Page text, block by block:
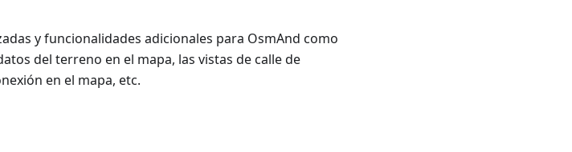
y funcionalidades adicionales para OsmAnd como
del terreno en el mapa, las vistas de calle de
en el mapa, etc.